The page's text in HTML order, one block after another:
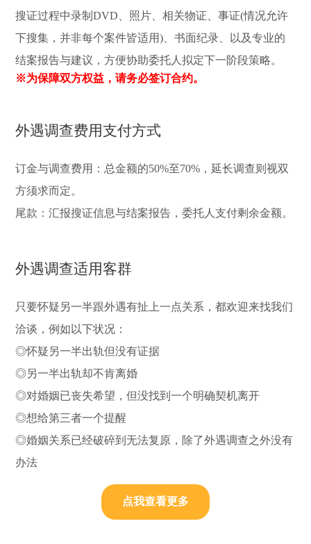
搜证过程中录制DVD、照片、相关物证、事证(情况允许
下搜集，并非每个案件皆适用)、书面纪录、以及专业的
结案报告与建议，方便协助委托人拟定下一阶段策略。
※为保障双方权益，请务必签订合约。
外遇调查费用支付方式
订金与调查费用：总金额的50%至70%，延长调查则视双
方须求而定。
尾款：汇报搜证信息与结案报告，委托人支付剩余金额。
外遇调查适用客群
只要怀疑另一半跟外遇有扯上一点关系，都欢迎来找我们
洽谈，例如以下状况：
◎怀疑另一半出轨但没有证据
◎另一半出轨却不肯离婚
◎对婚姻已丧失希望，但没找到一个明确契机离开
◎想给第三者一个提醒
◎婚姻关系已经破碎到无法复原，除了外遇调查之外没有
办法
点我查看更多